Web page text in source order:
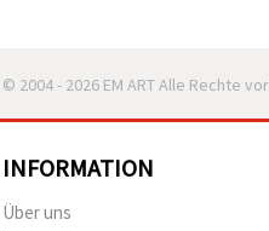
© 2004 - 2026 EM ART Alle Rechte
INFORMATION
Über uns